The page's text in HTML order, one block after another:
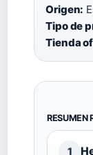
Origen:
Tipo de
Tienda
RESUMEN
1